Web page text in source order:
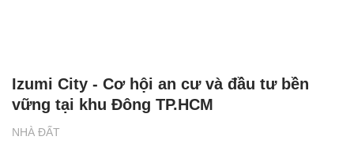
NHÀ ĐẤT
Izumi City - Cơ hội an cư và đầu tư bền
vững tại khu Đông TP.HCM